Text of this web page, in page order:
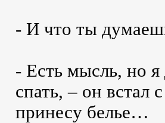
- И что ты
- Есть мысль, но
спать, – он встал
принесу белье…